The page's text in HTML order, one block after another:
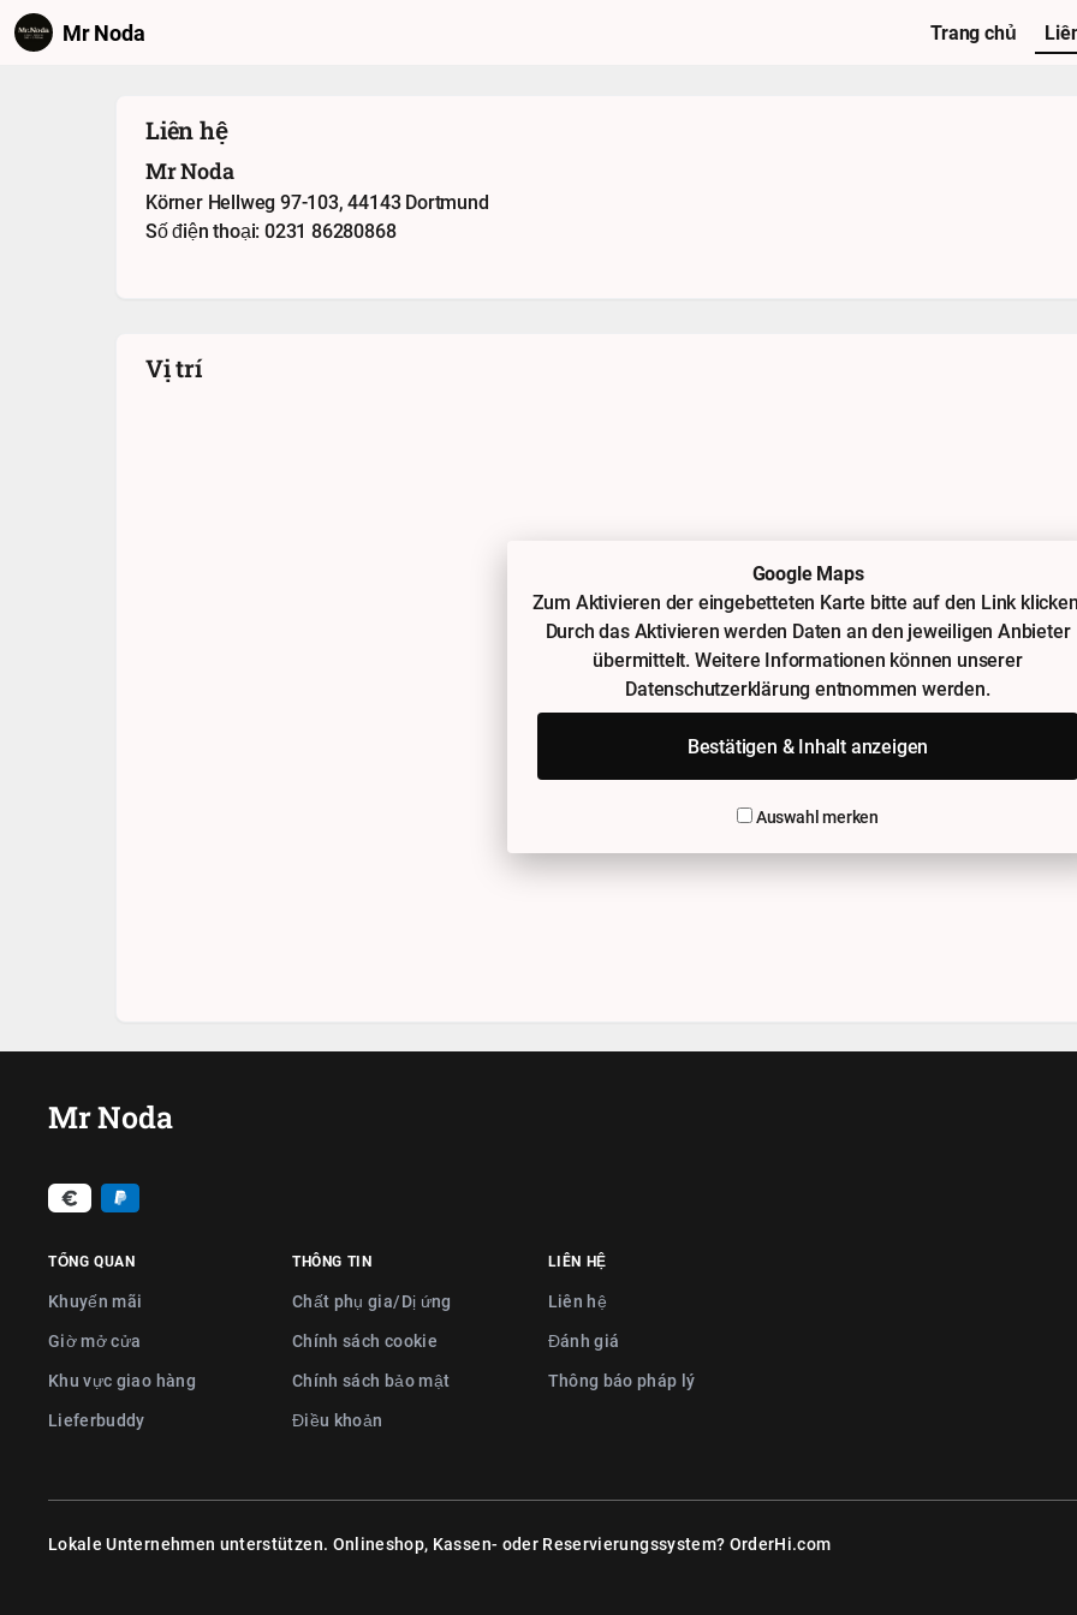
Mr Noda Trang chủ
Liên hệ
Mr Noda
Körner Hellweg 97-103, 44143 Dortmund
Số điện thoại: 0231 86280868
Vị trí
Google Maps
Zum Aktivieren der eingebetteten Karte bitte auf den Link
Durch das Aktivieren werden Daten an den jeweiligen Anbieter
übermittelt. Weitere Informationen können unserer
Datenschutzerklärung entnommen werden.
Bestätigen & Inhalt anzeigen
Auswahl merken
Mr Noda
TỔNG QUAN
Khuyến mãi
Giờ mở cửa
Khu vực giao hàng
Lieferbuddy
THÔNG TIN
Chất phụ gia/Dị ứng
Chính sách cookie
Chính sách bảo mật
Điều khoản
LIÊN HỆ
Liên hệ
Đánh giá
Thông báo pháp lý
Lokale Unternehmen unterstützen. Onlineshop, Kassen- oder Reservierungssystem? OrderHi.com